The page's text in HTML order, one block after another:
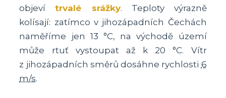
objevítrvalé srážky. Teploty výrazně
kolísají: zatímco v jihozápadních Čechách
naměříme jen 13 °C, na východě území
může rtuť vystoupat až k 20 °C. Vítr
z jihozápadních směrů dosáhne rychlosti 6
m/s.